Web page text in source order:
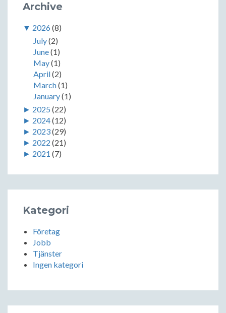
Archive
▼ 2026(8)
July(2)
June(1)
May(1)
April(2)
March(1)
January(1)
► 2025 (22)
► 2024(12)
► 2023(29)
► 2022 (21)
► 2021 (7)
Kategori
Företag
Jobb
Tjänster
Ingen kategori